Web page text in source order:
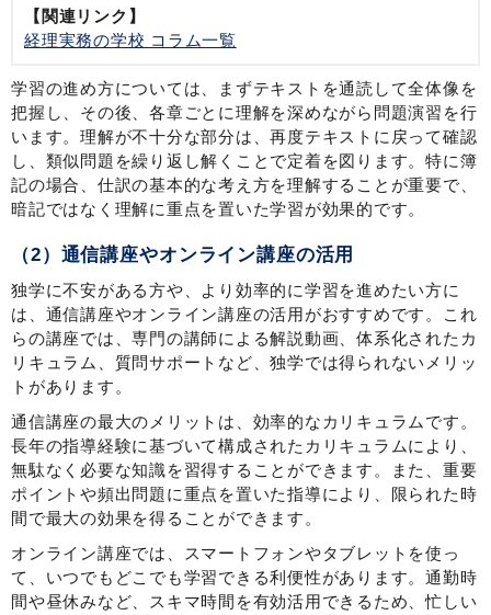
【関連リンク】
経理実務の学校 コラム一覧
学習の進め方については、まずテキストを通読して全体像を
把握し、その後、各章ごとに理解を深めながら問題演習を行
います。理解が不十分な部分は、再度テキストに戻って確認
し、類似問題を繰り返し解くことで定着を図ります。特に簿
記の場合、仕訳の基本的な考え方を理解することが重要で、
暗記ではなく理解に重点を置いた学習が効果的です。
（2）通信講座やオンライン講座の活用
独学に不安がある方や、より効率的に学習を進めたい方に
は、通信講座やオンライン講座の活用がおすすめです。これ
らの講座では、専門の講師による解説動画、体系化されたカ
リキュラム、質問サポートなど、独学では得られないメリッ
トがあります。
通信講座の最大のメリットは、効率的なカリキュラムです。
長年の指導経験に基づいて構成されたカリキュラムにより、
無駄なく必要な知識を習得することができます。また、重要
ポイントや頻出問題に重点を置いた指導により、限られた時
間で最大の効果を得ることができます。
オンライン講座では、スマートフォンやタブレットを使っ
て、いつでもどこでも学習できる利便性があります。通勤時
間や昼休みなど、スキマ時間を有効活用できるため、忙しい